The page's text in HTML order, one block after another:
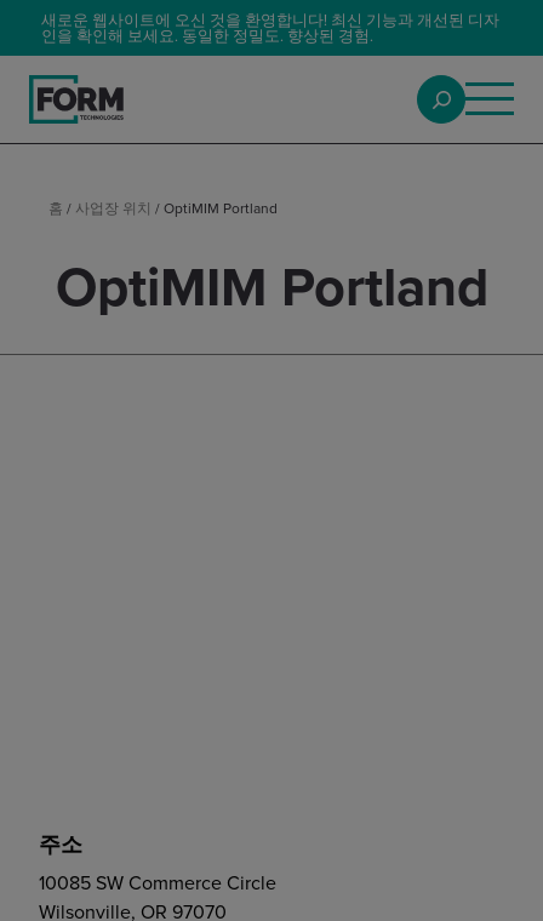
새로운 웹사이트에 오신 것을 환영합니다! 최신 기능과 개선된 디자
인을 확인해 보세요. 동일한 정밀도. 향상된 경험.
홈 / 사업장 위치 /OptiMIM Portland
OptiMIM Portland
주소
10085 SW Commerce Circle
Wilsonville, OR 97070